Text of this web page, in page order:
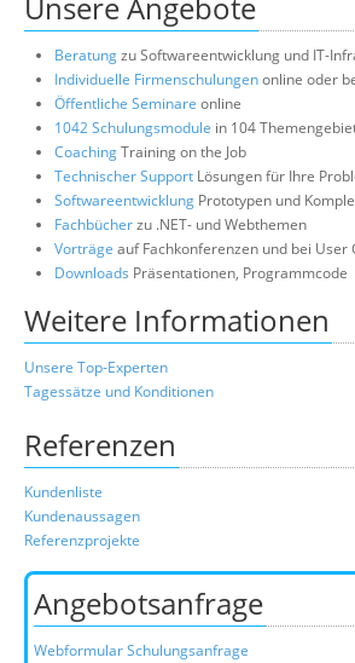
Beratungzu Softwareentwicklung und IT-
Individuelle Firmenschulungenonline oder
Öffentliche Seminare online
1042 Schulungsmodule in 104
CoachingTraining on the Job
Technischer Support Lösungen für Ihre
Softwareentwicklung Prototypen und
Fachbücherzu .NET- und Webthemen
Vorträge auf Fachkonferenzen und bei User
Downloads Präsentationen, Programmcode
Weitere Informationen
Unsere Top-Experten
Tagessätze und Konditionen
Referenzen
Kundenliste
Kundenaussagen
Referenzprojekte
Angebotsanfrage
Webformular Schulungsanfrage